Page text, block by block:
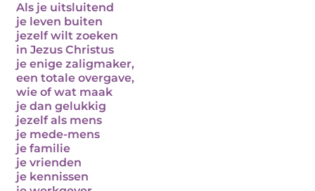
Als je uitsluitend
je leven buiten
jezelf wilt zoeken
in Jezus Christus
je enige zaligmaker,
een totale overgave,
wie of wat maak
je dan gelukkig
jezelf als mens
je mede-mens
je familie
je vrienden
je kennissen